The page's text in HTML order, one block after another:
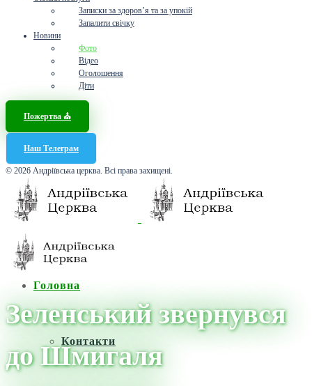
Записки за здоров’я та за упокій
Запалити свічку
Новини
Фото
Відео
Оголошення
Діти
Пожертва ⛪️
Наш Телеграм
© 2026 Андріївська церква. Всі права захищені.
Головна
Контакти
Зеленський звернувся
до Шмигаля